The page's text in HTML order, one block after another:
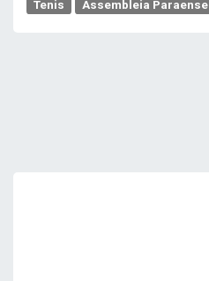
Tenis Assembleia Paraense